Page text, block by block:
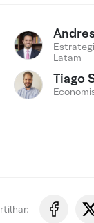
Latam
Tiago